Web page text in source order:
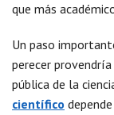
que más
Un paso
perecer
pública de la
científico